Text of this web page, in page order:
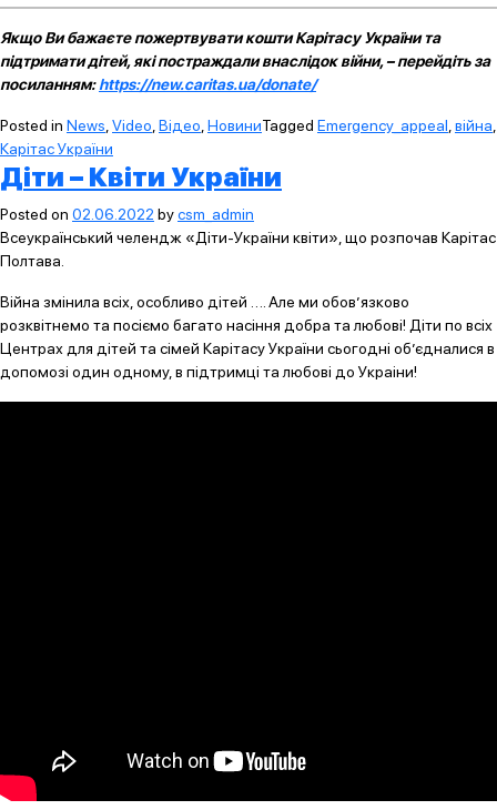
Якщо Ви бажаєте пожертвувати кошти Карітасу України та
підтримати дітей, які постраждали внаслідок війни, – перейдіть за
посиланням:https://new.caritas.ua/donate/
Posted in News Video Відео НовиниTagged Emergency_appeal війна
Карітас України
Діти – Квіти України
Posted on 02.06.2022 bycsm_admin
Всеукраїнський челендж «Діти-України квіти», що розпочав Карітас
Полтава.
Війна змінила всіх, особливо дітей …. Але ми обов’язково
розквітнемо та посіємо багато насіння добра та любові! Діти по всіх
Центрах для дітей та сімей Карітасу України сьогодні об’єдналися в
допомозі один одному, в підтримці та любові до Украіни!